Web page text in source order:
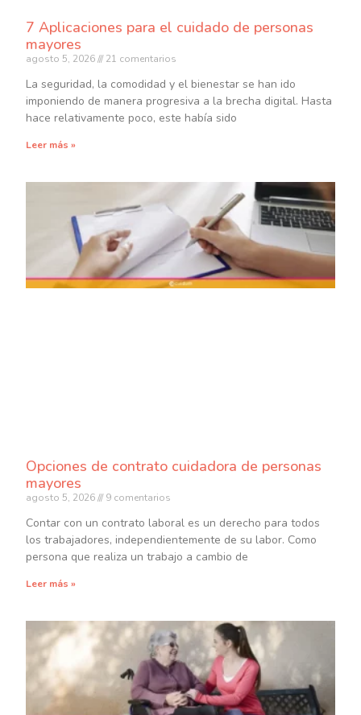
7 Aplicaciones para el cuidado de personas
mayores
agosto 5, 2026 21 comentarios
La seguridad, la comodidad y el bienestar se han ido
imponiendo de manera progresiva a la brecha digital. Hasta
hace relativamente poco, este había sido
Leer más »
Opciones de contrato cuidadora de personas
mayores
agosto 5, 2026 9 comentarios
Contar con un contrato laboral es un derecho para todos
los trabajadores, independientemente de su labor. Como
persona que realiza un trabajo a cambio de
Leer más »